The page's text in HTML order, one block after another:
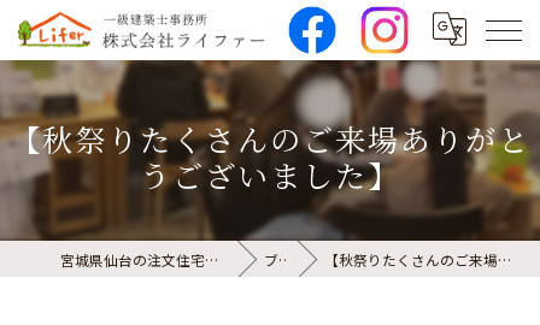
【秋祭りたくさんのご来場ありがと
うございました】
宮城県仙台の注文住宅なら株式会社ライファー ブログ 【秋祭りたくさんのご来場ありがとうございました】